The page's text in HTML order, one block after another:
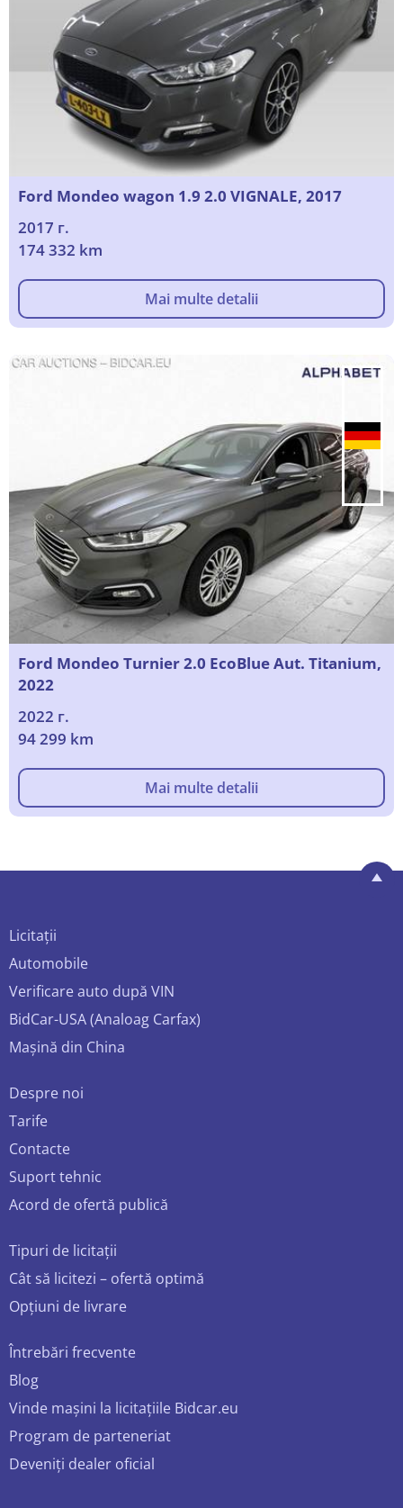
Ford Mondeo wagon 1.9 2.0 VIGNALE, 2017
2017 г.
174 332 km
Mai multe detalii
Ford Mondeo Turnier 2.0 EcoBlue Aut. Titanium,
2022
2022 г.
94 299 km
Mai multe detalii
Licitații
Automobile
Verificare auto după VIN
BidCar-USA (Analoag Carfax)
Mașină din China
Despre noi
Tarife
Contacte
Suport tehnic
Acord de ofertă publică
Tipuri de licitații
Cât să licitezi – ofertă optimă
Opțiuni de livrare
Întrebări frecvente
Blog
Vinde mașini la licitațiile Bidcar.eu
Program de parteneriat
Deveniți dealer oficial